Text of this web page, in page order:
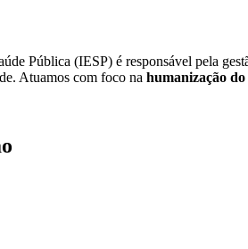
Pública (IESP) é responsável pela
Atuamos com foco na humanização